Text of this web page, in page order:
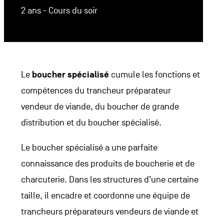
2 ans - Cours du soir
Le boucher spécialisé cumule les fonctions et
compétences du trancheur préparateur
vendeur de viande, du boucher de grande
distribution et du boucher spécialisé.
Le boucher spécialisé a une parfaite
connaissance des produits de boucherie et de
charcuterie. Dans les structures d’une certaine
taille, il encadre et coordonne une équipe de
trancheurs préparateurs vendeurs de viande et